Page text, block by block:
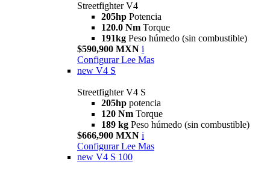
Streetfighter V4
205hp Potencia
120.0 Nm Torque
191kg Peso húmedo (sin combustible)
$590,900 MXN i
Configurar Lee Mas
new V4 S
Streetfighter V4 S
205hp potencia
120 Nm Torque
189 kg Peso húmedo (sin combustible)
$666,900 MXN i
Configurar Lee Mas
new V4 S 100